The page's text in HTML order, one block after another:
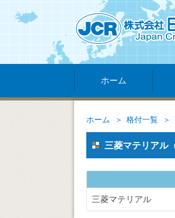
ホーム
ホーム 格付一覧
三菱マテリアル
三菱マテリアル